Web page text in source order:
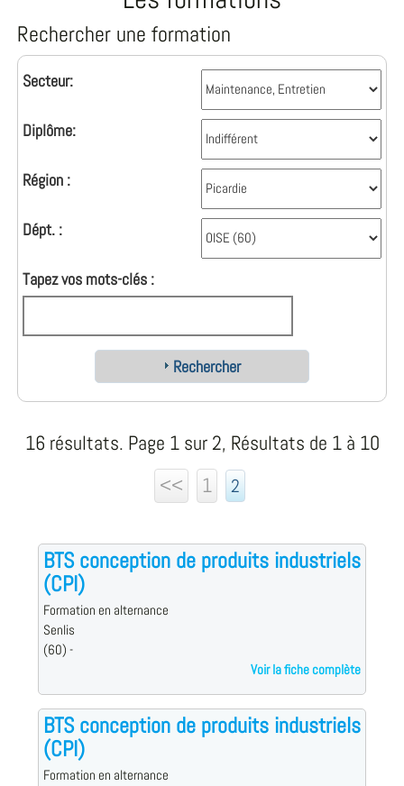
Rechercher une formation
Secteur:
Diplôme:
Région :
Dépt. :
Tapez vos mots-clés :
Rechercher
16 résultats. Page 1 sur 2, Résultats de 1 à 10
<<
1 2
BTS conception de produits industriels
(CPI)
Formation en alternance
Senlis
(60) -
Voir la fiche complète
BTS conception de produits industriels
(CPI)
Formation en alternance